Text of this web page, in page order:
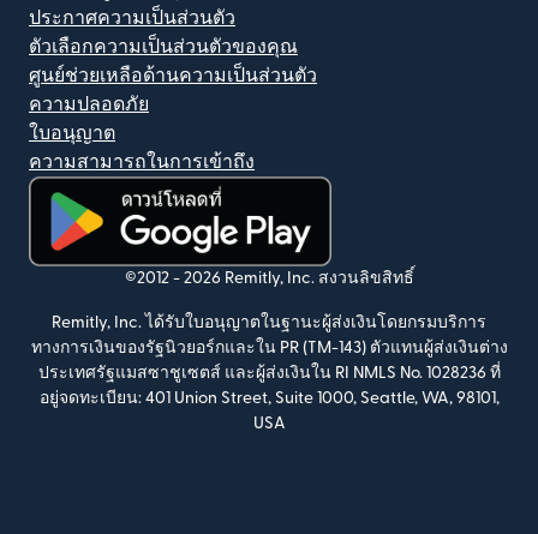
ประกาศความเป็นส่วนตัว
ตัวเลือกความเป็นส่วนตัวของคุณ
ศูนย์ช่วยเหลือด้านความเป็นส่วนตัว
ความปลอดภัย
ใบอนุญาต
ความสามารถในการเข้าถึง
(เปิดในหน้าต่างใหม่)
©2012 - 2026 Remitly, Inc. สงวนลิขสิทธิ์
Remitly, Inc. ได้รับใบอนุญาตในฐานะผู้ส่งเงินโดยกรมบริการ
ทางการเงินของรัฐนิวยอร์กและใน PR (TM-143) ตัวแทนผู้ส่งเงินต่าง
ประเทศรัฐแมสซาชูเซตส์ และผู้ส่งเงินใน RI NMLS No. 1028236 ที่
อยู่จดทะเบียน: 401 Union Street, Suite 1000, Seattle, WA, 98101,
USA